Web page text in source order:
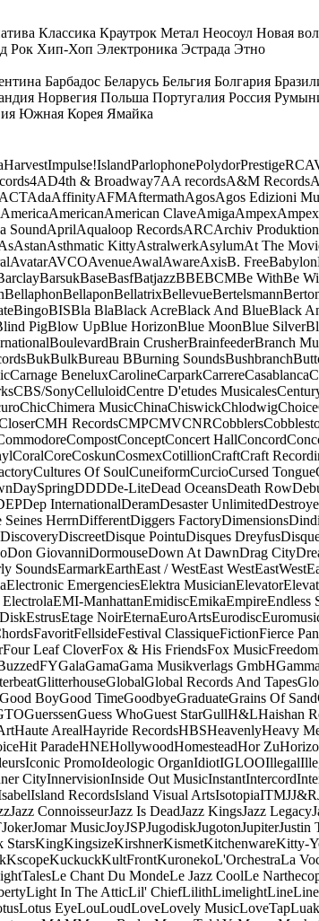
Классика Краутрок Метал Неосоул Новая
Рок Хип-Хоп Электроника Эстрада Этно
Барбадос Беларусь Бельгия Болгария
Норвегия Польша Португалия Россия
Южная Корея Ямайка
HarvestImpulse!IslandParlophonePolydorPrestigeRCA
4AD4th & Broadway7AA recordsA&M Records
ACTAdaAffinityAFMAftermathAgosAgos Edizioni
AmericaAmericanAmerican ClaveAmigaAmpex
SoundAprilAqualoop RecordsARCArchiv Produktion
AstanAsthmatic KittyAstralwerkAsylumAt The
AvatarAVCOAvenueAwalAwareAxisB. FreeBabylon
BarsukBaseBasfBatjazzBBEBCMBe WithBe
BellaphonBellaponBellatrixBellevueBertelsmann
BingoBISBla BlaBlack AcreBlack And BlueBlack
PigBlow UpBlue HorizonBlue MoonBlue Silver
BoulevardBrain CrusherBrainfeederBranch
BukBulkBureau BBurning SoundsBushbranch
Carnage BeneluxCarolineCarparkCarrereCasablanca
CBS/SonyCelluloidCentre D'etudes Musicales
ChicChimera MusicChinaChiswickChlodwigChoice
CMH RecordsCMPCMVCNRCobblers
CompostConceptConcert HallConcord
CoralCoreCoskunCosmexCotillionCraftCraft
Cultures Of SoulCuneiformCurcioCursed Tongue
DaySpringDDDDe-LiteDead OceansDeath Row
Dep InternationalDeramDesaster Unlimited
HerrnDifferentDiggers FactoryDimensions
DiscoveryDiscreetDisque PointuDisques Dreyfus
Don GiovanniDormouseDown At DawnDrag City
SoundsEarmarkEarthEast / WestEast WestEastWest
Electronic EmergenciesElektra MusicianElevator
EMI-ManhattanEmidiscEmikaEmpireEndless
EstrusEtage NoirEternaEuroArtsEurodisc
FavoritFellsideFestival ClassiqueFictionFierce
Four Leaf CloverFox & His FriendsFox MusicFreedom
FYGalaGamaGama Musikverlags GmbHGamma
GlitterhouseGlobalGlobal Records And Tapes
Good BoyGood TimeGoodbyeGraduateGrains Of Sand
GuerssenGuess WhoGuest StarGullH&LHaishan
Haute ArealHayride RecordsHBSHeavenlyHeavy
Hit ParadeHNEHollywoodHomesteadHor Zu
Iconic PromoIdeologic OrganIdiotIGLOOIllegal
CityInnervisionInside Out MusicInstantIntercord
Island RecordsIsland Visual ArtsIsotopiaITMJJ&R
Jazz ConnoisseurJazz Is DeadJazz KingsJazz Legacy
JokerJomar MusicJoyJSPJugodiskJugotonJupiterJustin
StarsKingKingsizeKirshnerKismetKitchenwareKitty-
KscopeKuckuckKultFrontKuronekoL'OrchestraLa
Le Chant Du MondeLe Jazz CoolLe
Light In The AtticLil' ChiefLilithLimelightLine
Lotus EyeLouLoudLoveLovely MusicLoveTap